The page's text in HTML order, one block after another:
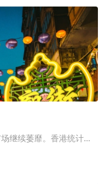
线”及即将举办的第二
牌、升级转型及拓展內销
域范围扩大至东南亚国家
应市场新需求。
继续萎靡。香港统计处
变动后，6月的零售业